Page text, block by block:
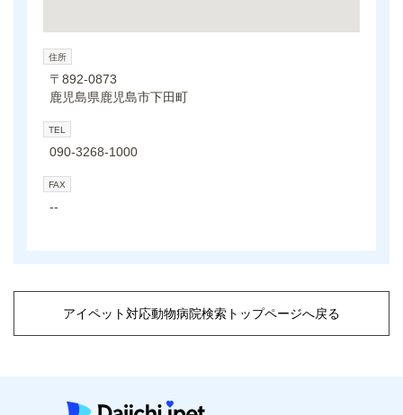
住所
〒892-0873
鹿児島県鹿児島市下田町
TEL
090-3268-1000
FAX
--
アイペット対応動物病院検索トップページへ戻る